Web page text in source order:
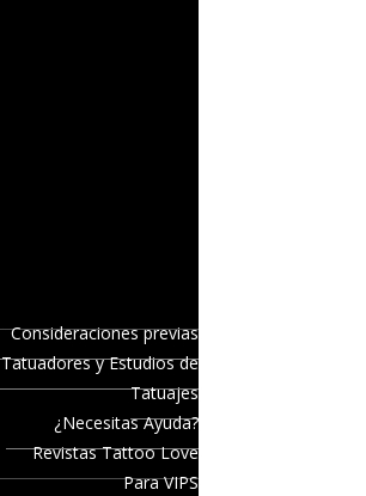
Consideraciones previas
Tatuadores y Estudios de
Tatuajes
¿Necesitas Ayuda?
Revistas Tattoo Love
Para VIPS